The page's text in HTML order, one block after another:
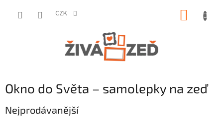
CZK
Okno do Světa – samolepky na zeď
Nejprodávanější